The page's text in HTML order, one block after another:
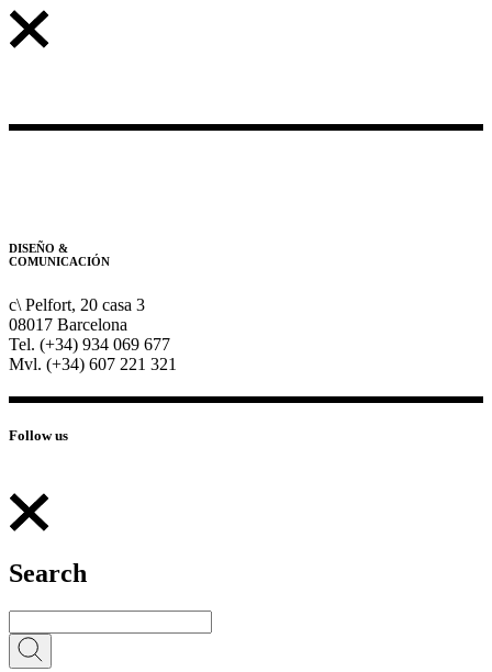
DISEÑO &
COMUNICACIÓN
c\ Pelfort, 20 casa 3
08017 Barcelona
Tel. (+34) 934 069 677
Mvl. (+34) 607 221 321
Follow us
Search